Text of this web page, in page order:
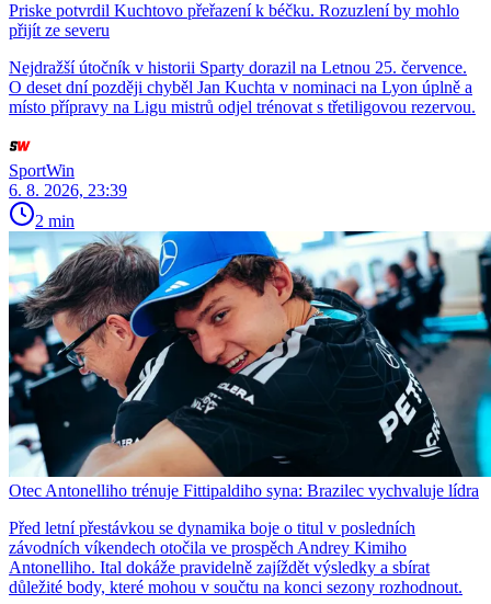
Priske potvrdil Kuchtovo přeřazení k béčku. Rozuzlení by mohlo
přijít ze severu
Nejdražší útočník v historii Sparty dorazil na Letnou 25. července.
O deset dní později chyběl Jan Kuchta v nominaci na Lyon úplně a
místo přípravy na Ligu mistrů odjel trénovat s třetiligovou rezervou.
SportWin
6. 8. 2026, 23:39
2 min
Otec Antonelliho trénuje Fittipaldiho syna: Brazilec vychvaluje lídra
Před letní přestávkou se dynamika boje o titul v posledních
závodních víkendech otočila ve prospěch Andrey Kimiho
Antonelliho. Ital dokáže pravidelně zajíždět výsledky a sbírat
důležité body, které mohou v součtu na konci sezony rozhodnout.